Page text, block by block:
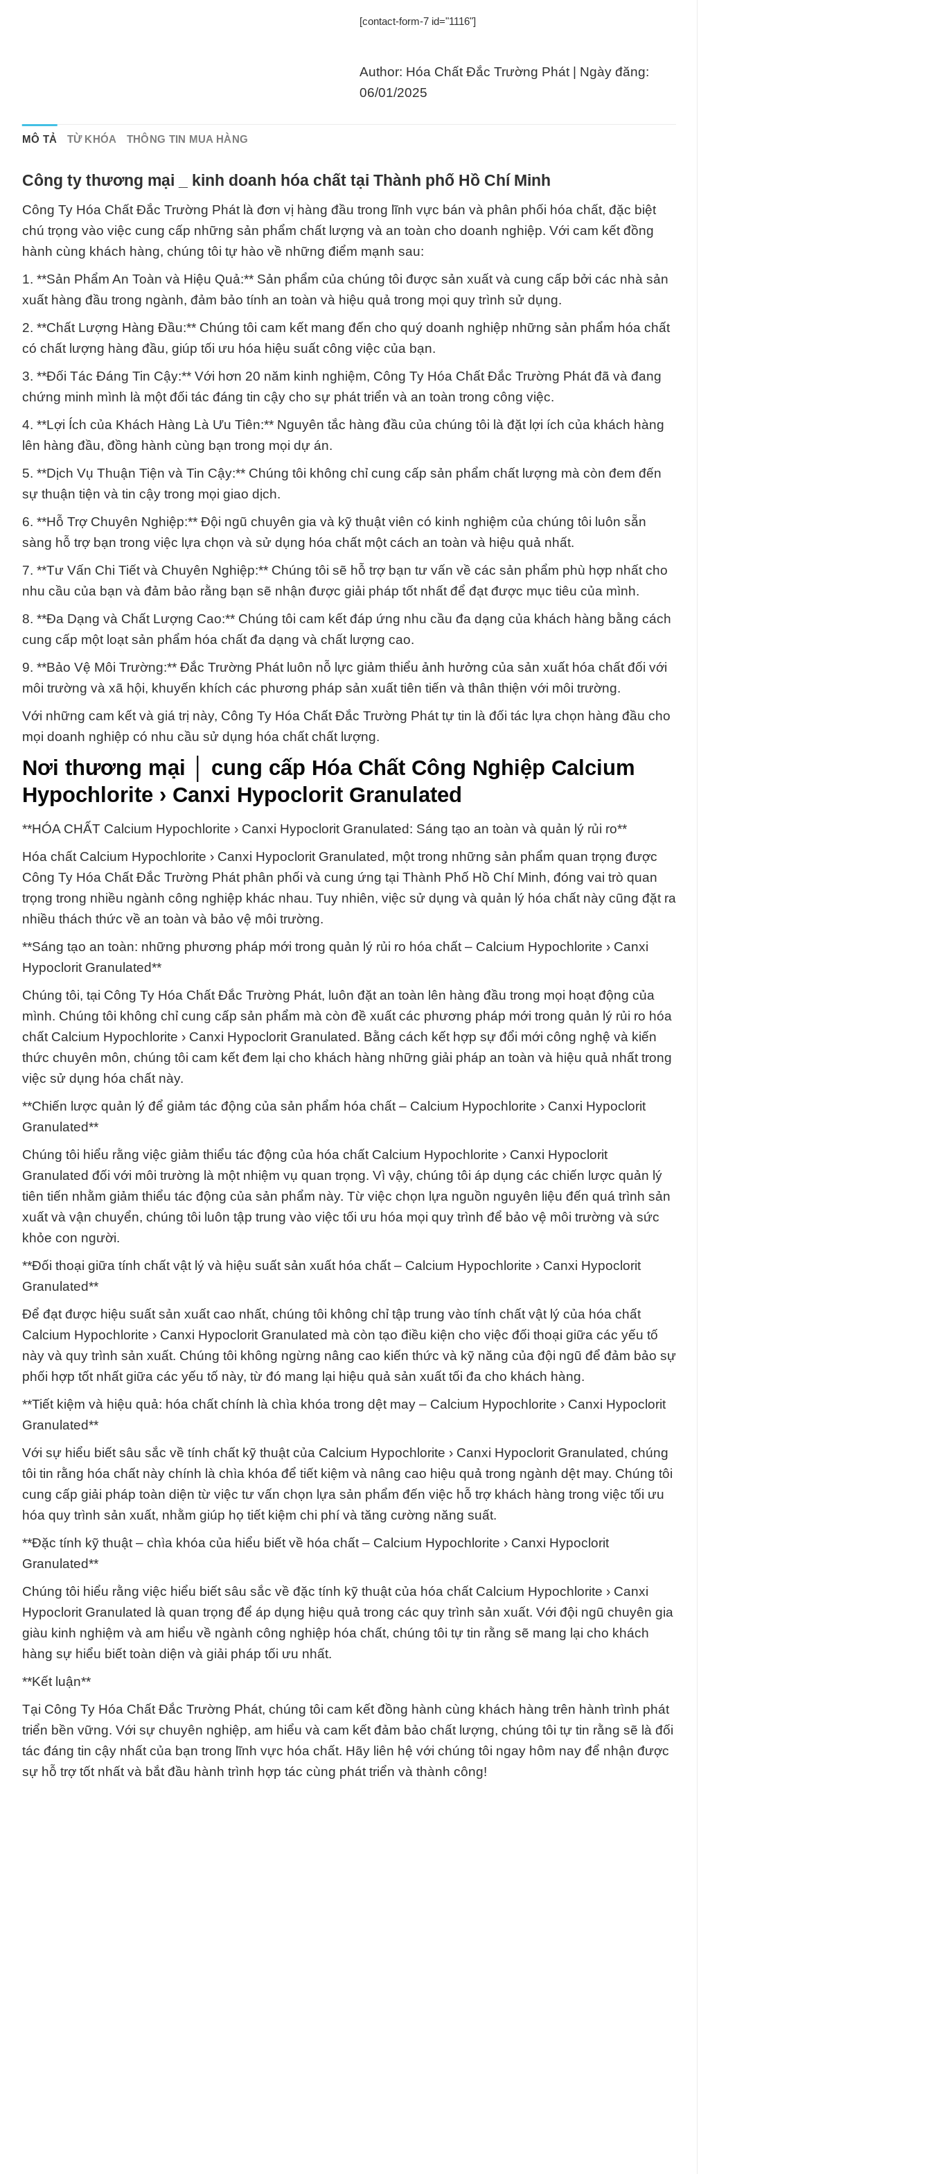
[contact-form-7 id="1116"]
Author: Hóa Chất Đắc Trường Phát | Ngày đăng:
06/01/2025
MÔ TẢ TỪ KHÓA THÔNG TIN MUA HÀNG
Công ty thương mại _ kinh doanh hóa chất tại Thành phố Hồ Chí Minh
Công Ty Hóa Chất Đắc Trường Phát là đơn vị hàng đầu trong lĩnh vực bán và phân phối hóa chất, đặc biệt
chú trọng vào việc cung cấp những sản phẩm chất lượng và an toàn cho doanh nghiệp. Với cam kết đồng
hành cùng khách hàng, chúng tôi tự hào về những điểm mạnh sau:
1. **Sản Phẩm An Toàn và Hiệu Quả:** Sản phẩm của chúng tôi được sản xuất và cung cấp bởi các nhà sản
xuất hàng đầu trong ngành, đảm bảo tính an toàn và hiệu quả trong mọi quy trình sử dụng.
2. **Chất Lượng Hàng Đầu:** Chúng tôi cam kết mang đến cho quý doanh nghiệp những sản phẩm hóa chất
có chất lượng hàng đầu, giúp tối ưu hóa hiệu suất công việc của bạn.
3. **Đối Tác Đáng Tin Cậy:** Với hơn 20 năm kinh nghiệm, Công Ty Hóa Chất Đắc Trường Phát đã và đang
chứng minh mình là một đối tác đáng tin cậy cho sự phát triển và an toàn trong công việc.
4. **Lợi Ích của Khách Hàng Là Ưu Tiên:** Nguyên tắc hàng đầu của chúng tôi là đặt lợi ích của khách hàng
lên hàng đầu, đồng hành cùng bạn trong mọi dự án.
5. **Dịch Vụ Thuận Tiện và Tin Cậy:** Chúng tôi không chỉ cung cấp sản phẩm chất lượng mà còn đem đến
sự thuận tiện và tin cậy trong mọi giao dịch.
6. **Hỗ Trợ Chuyên Nghiệp:** Đội ngũ chuyên gia và kỹ thuật viên có kinh nghiệm của chúng tôi luôn sẵn
sàng hỗ trợ bạn trong việc lựa chọn và sử dụng hóa chất một cách an toàn và hiệu quả nhất.
7. **Tư Vấn Chi Tiết và Chuyên Nghiệp:** Chúng tôi sẽ hỗ trợ bạn tư vấn về các sản phẩm phù hợp nhất cho
nhu cầu của bạn và đảm bảo rằng bạn sẽ nhận được giải pháp tốt nhất để đạt được mục tiêu của mình.
8. **Đa Dạng và Chất Lượng Cao:** Chúng tôi cam kết đáp ứng nhu cầu đa dạng của khách hàng bằng cách
cung cấp một loạt sản phẩm hóa chất đa dạng và chất lượng cao.
9. **Bảo Vệ Môi Trường:** Đắc Trường Phát luôn nỗ lực giảm thiểu ảnh hưởng của sản xuất hóa chất đối với
môi trường và xã hội, khuyến khích các phương pháp sản xuất tiên tiến và thân thiện với môi trường.
Với những cam kết và giá trị này, Công Ty Hóa Chất Đắc Trường Phát tự tin là đối tác lựa chọn hàng đầu cho
mọi doanh nghiệp có nhu cầu sử dụng hóa chất chất lượng.
Nơi thương mại │ cung cấp Hóa Chất Công Nghiệp Calcium
Hypochlorite › Canxi Hypoclorit Granulated
**HÓA CHẤT Calcium Hypochlorite › Canxi Hypoclorit Granulated: Sáng tạo an toàn và quản lý rủi ro**
Hóa chất Calcium Hypochlorite › Canxi Hypoclorit Granulated, một trong những sản phẩm quan trọng được
Công Ty Hóa Chất Đắc Trường Phát phân phối và cung ứng tại Thành Phố Hồ Chí Minh, đóng vai trò quan
trọng trong nhiều ngành công nghiệp khác nhau. Tuy nhiên, việc sử dụng và quản lý hóa chất này cũng đặt ra
nhiều thách thức về an toàn và bảo vệ môi trường.
**Sáng tạo an toàn: những phương pháp mới trong quản lý rủi ro hóa chất – Calcium Hypochlorite › Canxi
Hypoclorit Granulated**
Chúng tôi, tại Công Ty Hóa Chất Đắc Trường Phát, luôn đặt an toàn lên hàng đầu trong mọi hoạt động của
mình. Chúng tôi không chỉ cung cấp sản phẩm mà còn đề xuất các phương pháp mới trong quản lý rủi ro hóa
chất Calcium Hypochlorite › Canxi Hypoclorit Granulated. Bằng cách kết hợp sự đổi mới công nghệ và kiến
thức chuyên môn, chúng tôi cam kết đem lại cho khách hàng những giải pháp an toàn và hiệu quả nhất trong
việc sử dụng hóa chất này.
**Chiến lược quản lý để giảm tác động của sản phẩm hóa chất – Calcium Hypochlorite › Canxi Hypoclorit
Granulated**
Chúng tôi hiểu rằng việc giảm thiểu tác động của hóa chất Calcium Hypochlorite › Canxi Hypoclorit
Granulated đối với môi trường là một nhiệm vụ quan trọng. Vì vậy, chúng tôi áp dụng các chiến lược quản lý
tiên tiến nhằm giảm thiểu tác động của sản phẩm này. Từ việc chọn lựa nguồn nguyên liệu đến quá trình sản
xuất và vận chuyển, chúng tôi luôn tập trung vào việc tối ưu hóa mọi quy trình để bảo vệ môi trường và sức
khỏe con người.
**Đối thoại giữa tính chất vật lý và hiệu suất sản xuất hóa chất – Calcium Hypochlorite › Canxi Hypoclorit
Granulated**
Để đạt được hiệu suất sản xuất cao nhất, chúng tôi không chỉ tập trung vào tính chất vật lý của hóa chất
Calcium Hypochlorite › Canxi Hypoclorit Granulated mà còn tạo điều kiện cho việc đối thoại giữa các yếu tố
này và quy trình sản xuất. Chúng tôi không ngừng nâng cao kiến thức và kỹ năng của đội ngũ để đảm bảo sự
phối hợp tốt nhất giữa các yếu tố này, từ đó mang lại hiệu quả sản xuất tối đa cho khách hàng.
**Tiết kiệm và hiệu quả: hóa chất chính là chìa khóa trong dệt may – Calcium Hypochlorite › Canxi Hypoclorit
Granulated**
Với sự hiểu biết sâu sắc về tính chất kỹ thuật của Calcium Hypochlorite › Canxi Hypoclorit Granulated, chúng
tôi tin rằng hóa chất này chính là chìa khóa để tiết kiệm và nâng cao hiệu quả trong ngành dệt may. Chúng tôi
cung cấp giải pháp toàn diện từ việc tư vấn chọn lựa sản phẩm đến việc hỗ trợ khách hàng trong việc tối ưu
hóa quy trình sản xuất, nhằm giúp họ tiết kiệm chi phí và tăng cường năng suất.
**Đặc tính kỹ thuật – chìa khóa của hiểu biết về hóa chất – Calcium Hypochlorite › Canxi Hypoclorit
Granulated**
Chúng tôi hiểu rằng việc hiểu biết sâu sắc về đặc tính kỹ thuật của hóa chất Calcium Hypochlorite › Canxi
Hypoclorit Granulated là quan trọng để áp dụng hiệu quả trong các quy trình sản xuất. Với đội ngũ chuyên gia
giàu kinh nghiệm và am hiểu về ngành công nghiệp hóa chất, chúng tôi tự tin rằng sẽ mang lại cho khách
hàng sự hiểu biết toàn diện và giải pháp tối ưu nhất.
**Kết luận**
Tại Công Ty Hóa Chất Đắc Trường Phát, chúng tôi cam kết đồng hành cùng khách hàng trên hành trình phát
triển bền vững. Với sự chuyên nghiệp, am hiểu và cam kết đảm bảo chất lượng, chúng tôi tự tin rằng sẽ là đối
tác đáng tin cậy nhất của bạn trong lĩnh vực hóa chất. Hãy liên hệ với chúng tôi ngay hôm nay để nhận được
sự hỗ trợ tốt nhất và bắt đầu hành trình hợp tác cùng phát triển và thành công!